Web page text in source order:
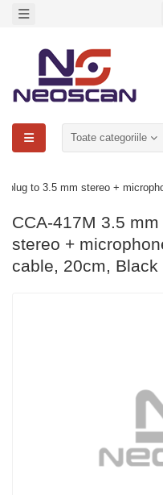
Toate categoriile
plug to 3.5 mm stereo +
CCA-417M 3.5
stereo +
cable, 20cm, Black